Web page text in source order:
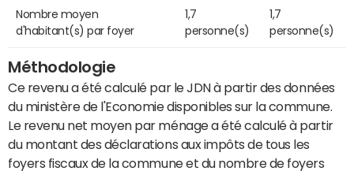
Nombre moyen
d'habitant(s) par foyer
1,7
personne(s)
1,7
personne(s)
Méthodologie
Ce revenu a été calculé par le JDN à partir des données
du ministère de l'Economie disponibles sur la commune.
Le revenu net moyen par ménage a été calculé à partir
du montant des déclarations aux impôts de tous les
foyers fiscaux de la commune et du nombre de foyers